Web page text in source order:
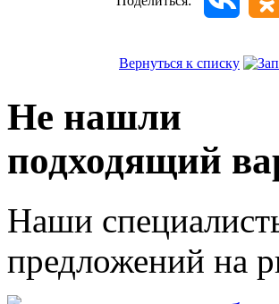
Вернуться к списку
Не нашли
подходящий
Наши
предложений на